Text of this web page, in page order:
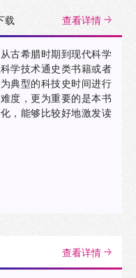
载 查看详情
古希腊时期到现代科学
学技术通史类书籍或者
典型的科技史时间进行
度，更为重要的是本书
，能够比较好地激发读
查看详情